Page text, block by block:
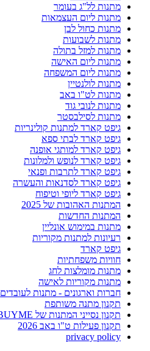
מתנות לל"ג בעומר
מתנות ליום העצמאות
מתנות כחול לבן
מתנות לשבועות
מתנות למזל בתולה
מתנות ליום האישה
מתנות ליום המשפחה
מתנות לולנטיין
מתנות לט"ו באב
מתנות לנובי גוד
מתנות לסילבסטר
גיפט קארד למתנות קולינריות
גיפט קארד לבתי ספא
גיפט קארד למותגי אופנה
גיפט קארד לנופש ולמלונות
גיפט קארד לתרבות ופנאי
גיפט קארד לסדנאות והעשרה
גיפט קארד ליופי וטיפוח
המתנות האהובות של 2025
המתנות החדשות
מתנות במימוש אונליין
רעיונות למתנות מקוריות
גיפט קארד
חוויות משפחתיות
מתנות מומלצות לחג
מתנות מקוריות לאישה
חברות וארגונים - מתנות לעובדים
תקנון מתנה משותפת
תקנון נסייני המתנות של BUYME
תקנון פעילות ט"ו באב 2026
privacy policy